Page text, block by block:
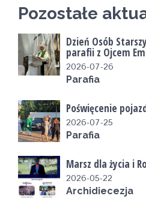
Pozostałe
Dzień Osób
parafii z Ojcem
2026-07-26
Parafia
Poświęcenie
2026-07-25
Parafia
Marsz dla życia i
2026-05-22
Archidiecezja